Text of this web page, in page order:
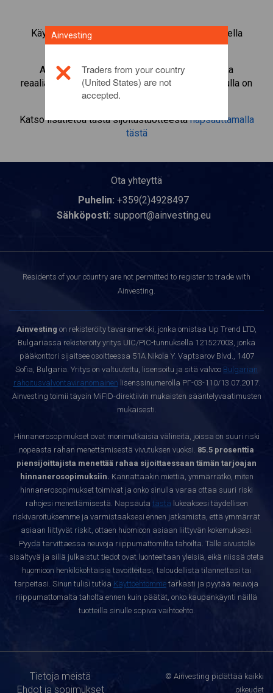
Käy kauppaa yli 1 000 kansainvälisellä osakkeella
Ainvestingin CFD-kaupankäyntialustalla.
Aloita instrumentinBP CFD-kaupankäynti. Saa
reaaliaikaisia tarjouksia ja nosta osinkoja, jos sinulla on
itse osake.
Katso lisätietoa tästä sijoitustuotteestanapsauttamalla
tästä
Ota yhteyttä
Puhelin: +359(2)4928497
Sähköposti: support@ainvesting.eu
Residents of your country are not permitted to register to trade with
Ainvesting.
Ainvesting on rekisteröity tavaramerkki, jonka omistaa Up Trend LTD,
Bulgariassa rekisteröity yritys UIC/PIC-tunnuksella 121527003, jonka
pääkonttori sijaitsee osoitteessa 51A Nikola Y. Vaptsarov Blvd., 1407
Sofia, Bulgaria. Yritys on valtuutettu, lisensoitu ja sitä valvoo Bulgarian
rahoitusvalvontaviranomainen lisenssinumerolla РГ-03-110/13.07.2017.
Ainvesting toimii täysin MiFID-direktiivin mukaisten sääntelyvaatimusten
mukaisesti.
Hinnanerosopimukset ovat monimutkaisia välineitä, joissa on suuri riski
nopeasta rahan menettämisestä vivutuksen vuoksi. 85.5 prosenttia
piensijoittajista menettää rahaa sijoittaessaan tämän tarjoajan
hinnanerosopimuksiin. Kannattaakin miettiä, ymmärrätkö, miten
hinnanerosopimukset toimivat ja onko sinulla varaa ottaa suuri riski
rahojesi menettämisestä. Napsauta tästä lukeaksesi täydellisen
riskivaroituksemme ja varmistaaksesi ennen jatkamista, että ymmärrät
asiaan liittyvät riskit, ottaen huomioon asiaan liittyvän kokemuksesi.
Pyydä tarvittaessa neuvoja riippumattomilta tahoilta. Tälle sivustolle
sisältyvä ja sillä julkaistut tiedot ovat luonteeltaan yleisiä, eikä niissä oteta
huomioon henkilökohtaisia tavoitteitasi, taloudellista tilannettasi tai
tarpeitasi. Sinun tulisi tutkia Käyttöehtomme tarkasti ja pyytää neuvoja
riippumattomalta taholta ennen kuin päätät, onko kaupankäynti näillä
tuotteilla sinulle sopiva vaihtoehto.
Tietoja meistä
Ehdot ja sopimukset
© Ainvesting pidättää kaikki
oikeudet
Ainvesting
Traders from your country
(United States) are not
accepted.